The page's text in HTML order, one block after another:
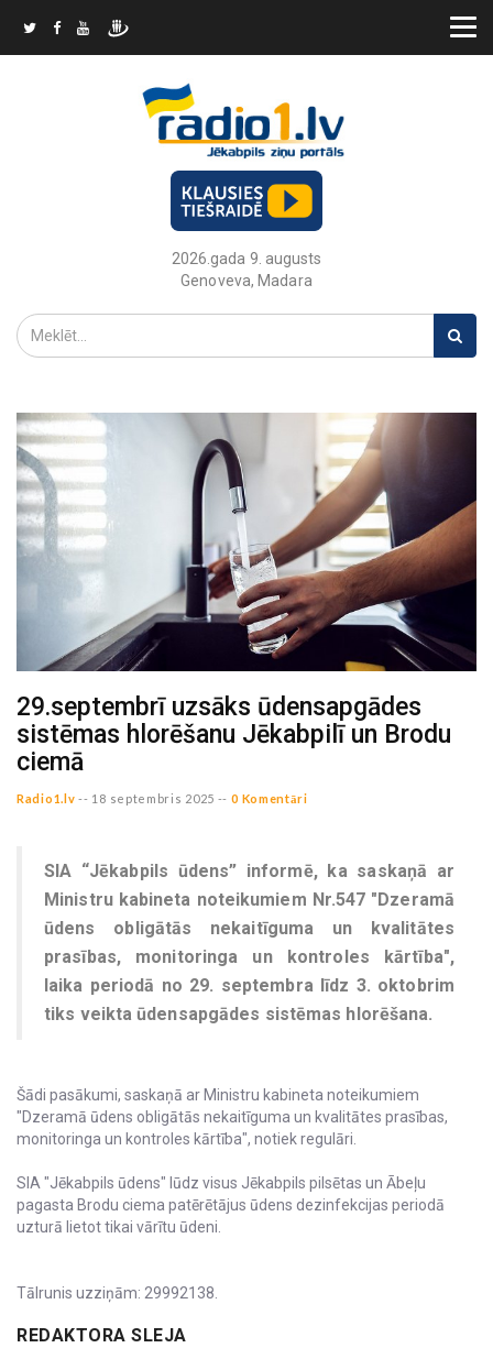
2026.gada 9. augusts
Genoveva, Madara
29.septembrī uzsāks ūdensapgādes
sistēmas hlorēšanu Jēkabpilī un Brodu
ciemā
Radio1.lv -- 18 septembris 2025 -- 0 Komentāri
SIA “Jēkabpils ūdens” informē, ka saskaņā ar
Ministru kabineta noteikumiem Nr.547 "Dzeramā
ūdens obligātās nekaitīguma un kvalitātes
prasības, monitoringa un kontroles kārtība",
laika periodā no 29. septembra līdz 3. oktobrim
tiks veikta ūdensapgādes sistēmas hlorēšana.
Šādi pasākumi, saskaņā ar Ministru kabineta noteikumiem
"Dzeramā ūdens obligātās nekaitīguma un kvalitātes prasības,
monitoringa un kontroles kārtība", notiek regulāri.
SIA "Jēkabpils ūdens" lūdz visus Jēkabpils pilsētas un Ābeļu
pagasta Brodu ciema patērētājus ūdens dezinfekcijas periodā
uzturā lietot tikai vārītu ūdeni.
Tālrunis uzziņām: 29992138.
REDAKTORA SLEJA